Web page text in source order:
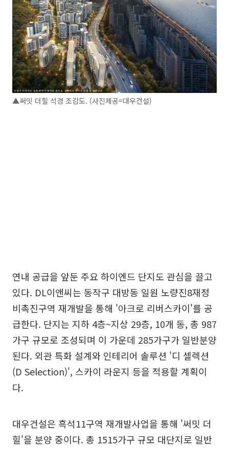
▲써밋 더힐 석경 조감도. (사진제공=대우건설)
연내 공급을 앞둔 주요 하이엔드 단지도 관심을 끌고
있다. DL이앤씨는 동작구 대방동 일원 노량진8재정
비촉진구역 재개발을 통해 '아크로 리버스카이'를 공
급한다. 단지는 지하 4층~지상 29층, 10개 동, 총 987
가구 규모로 조성되며 이 가운데 285가구가 일반분양
된다. 외관 특화 설계와 인테리어 솔루션 '디 셀렉션
(D Selection)', 스카이 라운지 등을 적용할 계획이
다.
대우건설은 흑석11구역 재개발사업을 통해 '써밋 더
힐'을 분양 중이다. 총 1515가구 규모 대단지로 일반